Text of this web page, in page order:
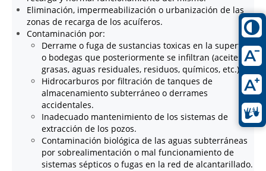
Eliminación, impermeabilización o urbanización de las
zonas de recarga de los acuíferos.
Contaminación por:
Derrame o fuga de sustancias toxicas en la superficie
o bodegas que posteriormente se infiltran (aceites y
grasas, aguas residuales, residuos, químicos, etc.).
Hidrocarburos por filtración de tanques de
almacenamiento subterráneo o derrames
accidentales.
Inadecuado mantenimiento de los sistemas de
extracción de los pozos.
Contaminación biológica de las aguas subterráneas
por sobrealimentación o mal funcionamiento de
sistemas sépticos o fugas en la red de alcantarillado.